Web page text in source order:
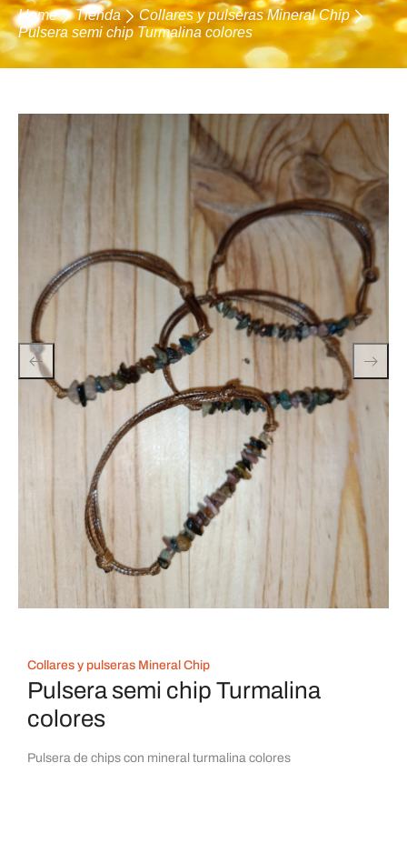
Home Tienda
Collares y pulseras Mineral Chip
Pulsera semi chip Turmalina colores
Collares y pulseras Mineral Chip
Pulsera semi chip Turmalina
colores
Pulsera de chips con mineral turmalina colores